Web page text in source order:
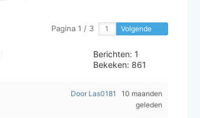
Pagina 1 / 3 Volgende
Berichten: 1
Bekeken: 861
Door Las0181
10 maanden
geleden